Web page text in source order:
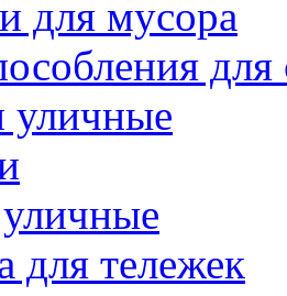
для мусора
для
уличные
для тележек